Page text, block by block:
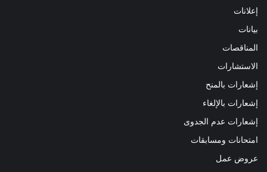
إعلانات
بيانات
المناقصات
الاستشارات
إشعارات بالمنح
إشعارات بالإلغاء
إشعارات عدم الجدوى
امتحانات ومسابقات
عروض عمل